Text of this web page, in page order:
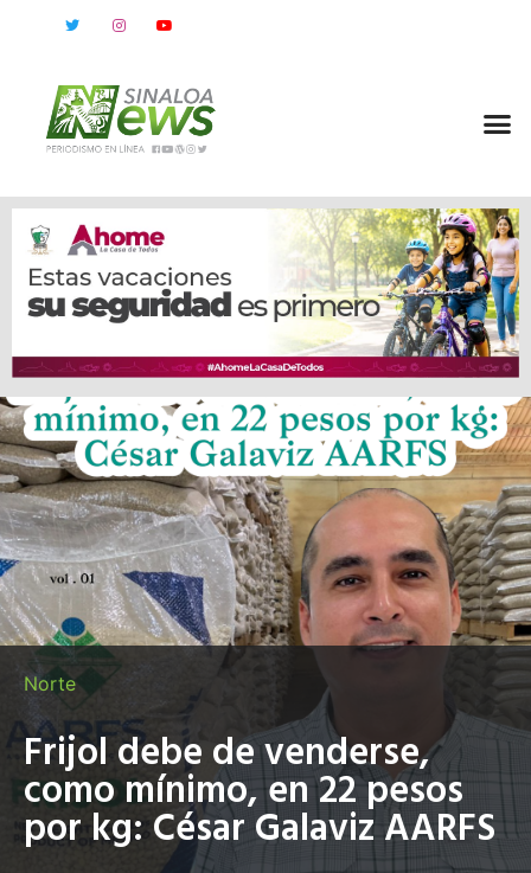
Norte
Frijol debe de venderse,
como mínimo, en 22 pesos
por kg: César Galaviz AARFS